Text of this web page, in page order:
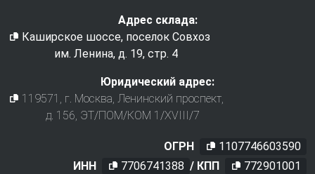
Адрес склада:
Каширское шоссе, поселок Совхоз
им. Ленина, д. 19, стр. 4
Юридический адрес:
119571 , г. Москва, Ленинский проспект,
д. 156, ЭТ/ПОМ/КОМ 1/XVIII/7
ОГРН
1107746603590
ИНН
7706741388 / КПП 772901001